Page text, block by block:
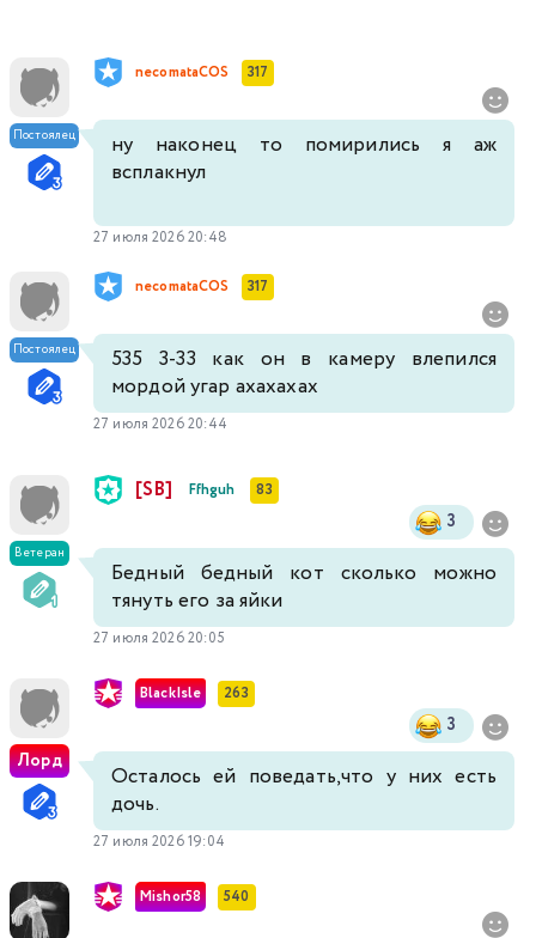
Постоялец
necomataCOS 317
ну наконец то помирились я аж
всплакнул
27 июля 2026 20:48
Постоялец
necomataCOS 317
535 3-33 как он в камеру влепился
мордой угар ахахахах
27 июля 2026 20:44
Ветеран
[SB] Ffhguh 83
3
Бедный бедный кот сколько можно
тянуть его за яйки
27 июля 2026 20:05
Лорд
BlackIsle 263
3
Осталось ей поведать,что у них есть
дочь.
27 июля 2026 19:04
Mishor58 540